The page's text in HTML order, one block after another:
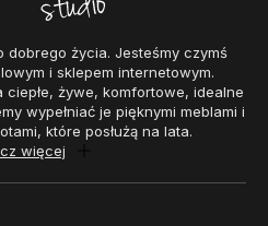
dobrego życia. Jesteśmy czymś
i sklepem internetowym.
ciepłe, żywe, komfortowe, idealne
wypełniać je pięknymi meblami i
które posłużą na lata.
więcej